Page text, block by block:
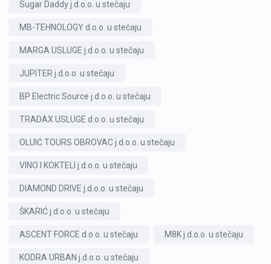
Sugar Daddy j.d.o.o. u stečaju
MB-TEHNOLOGY d.o.o. u stečaju
MARGA USLUGE j.d.o.o. u stečaju
JUPITER j.d.o.o. u stečaju
BP Electric Source j.d.o.o. u stečaju
TRADAX USLUGE d.o.o. u stečaju
OLUIĆ TOURS OBROVAC j.d.o.o. u stečaju
VINO I KOKTELI j.d.o.o. u stečaju
DIAMOND DRIVE j.d.o.o. u stečaju
ŠKARIĆ j.d.o.o. u stečaju
ASCENT FORCE d.o.o. u stečaju M8K j.d.o.o. u stečaju
KODRA URBAN j.d.o.o. u stečaju